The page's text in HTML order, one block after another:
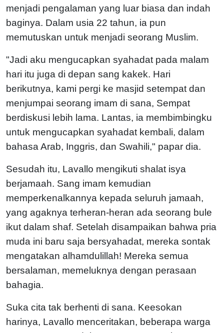
menjadi pengalaman yang luar biasa dan indah
baginya. Dalam usia 22 tahun, ia pun
memutuskan untuk menjadi seorang Muslim.
"Jadi aku mengucapkan syahadat pada malam
hari itu juga di depan sang kakek. Hari
berikutnya, kami pergi ke masjid setempat dan
menjumpai seorang imam di sana, Sempat
berdiskusi lebih lama. Lantas, ia membimbingku
untuk mengucapkan syahadat kembali, dalam
bahasa Arab, Inggris, dan Swahili," papar dia.
Sesudah itu, Lavallo mengikuti shalat isya
berjamaah. Sang imam kemudian
memperkenalkannya kepada seluruh jamaah,
yang agaknya terheran-heran ada seorang bule
ikut dalam shaf. Setelah disampaikan bahwa pria
muda ini baru saja bersyahadat, mereka sontak
mengatakan alhamdulillah! Mereka semua
bersalaman, memeluknya dengan perasaan
bahagia.
Suka cita tak berhenti di sana. Keesokan
harinya, Lavallo menceritakan, beberapa warga